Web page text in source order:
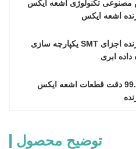
اشعه ایکس
داده ابری
توضیح محصول